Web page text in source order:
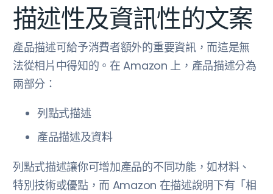
描述性及資訊性的文案
產品描述可給予消費者額外的重要資訊，而這是無
法從相片中得知的。在 Amazon 上，產品描述分為
兩部分：
列點式描述
產品描述及資料
列點式描述讓你可增加產品的不同功能，如材料、
特別技術或優點，而 Amazon 在描述說明下有「相